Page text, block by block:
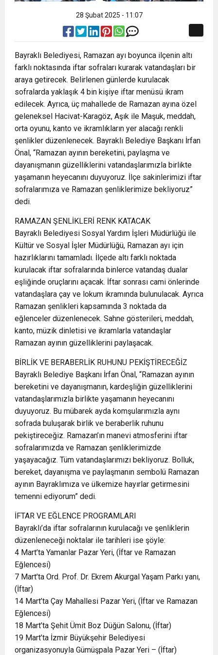
28 Şubat 2025 - 11:07
Bayraklı Belediyesi, Ramazan ayı boyunca ilçenin altı
farklı noktasında iftar sofraları kurarak vatandaşları bir
araya getirecek. Belirlenen günlerde kurulacak
sofralarda yaklaşık 4 bin kişiye iftar menüsü ikram
edilecek. Ayrıca, üç mahallede de Ramazan ayına özel
geleneksel Hacivat-Karagöz, Aşık ile Maşuk, meddah,
orta oyunu, kanto ve ikramlıkların yer alacağı renkli
şenlikler düzenlenecek. Bayraklı Belediye Başkanı İrfan
Önal, “Ramazan ayının bereketini, paylaşma ve
dayanışmanın güzelliklerini vatandaşlarımızla birlikte
yaşamanın heyecanını duyuyoruz. İlçe sakinlerimizi iftar
sofralarımıza ve Ramazan şenliklerimize bekliyoruz”
dedi.
RAMAZAN ŞENLİKLERİ RENK KATACAK
Bayraklı Belediyesi Sosyal Yardım İşleri Müdürlüğü ile
Kültür ve Sosyal İşler Müdürlüğü, Ramazan ayı için
hazırlıklarını tamamladı. İlçede altı farklı noktada
kurulacak iftar sofralarında binlerce vatandaş dualar
eşliğinde oruçlarını açacak. İftar sonrası cami önlerinde
vatandaşlara çay ve lokum ikramında bulunulacak. Ayrıca
Ramazan şenlikleri kapsamında 3 noktada da
eğlenceler düzenlenecek. Sahne gösterileri, meddah,
kanto, müzik dinletisi ve ikramlarla vatandaşlar
Ramazan ayının güzelliklerini paylaşacak.
BİRLİK VE BERABERLİK RUHUNU PEKİŞTİRECEĞİZ
Bayraklı Belediye Başkanı İrfan Önal, “Ramazan ayının
bereketini ve dayanışmanın, kardeşliğin güzelliklerini
vatandaşlarımızla birlikte yaşamanın heyecanını
duyuyoruz. Bu mübarek ayda komşularımızla aynı
sofrada buluşarak birlik ve beraberlik ruhunu
pekiştireceğiz. Ramazan’ın manevi atmosferini iftar
sofralarımızda ve Ramazan şenliklerimizde
yaşayacağız. Tüm vatandaşlarımızı bekliyoruz. Bolluk,
bereket, dayanışma ve paylaşmanın sembolü Ramazan
ayının Bayraklımıza ve ülkemize hayırlar getirmesini
temenni ediyorum” dedi.
İFTAR VE EĞLENCE PROGRAMLARI
Bayraklı’da iftar sofralarının kurulacağı ve şenliklerin
düzenleneceği noktalar ile tarihleri ise şöyle:
4 Mart’ta Yamanlar Pazar Yeri, (İftar ve Ramazan
Eğlencesi)
7 Mart’ta Ord. Prof. Dr. Ekrem Akurgal Yaşam Parkı yanı,
(İftar)
14 Mart’ta Çay Mahallesi Pazar Yeri, (İftar ve Ramazan
Eğlencesi)
18 Mart’ta Şehit Ümit Boz Düğün Salonu, (İftar)
19 Mart’ta İzmir Büyükşehir Belediyesi
organizasyonuyla Gümüşpala Pazar Yeri – (İftar)